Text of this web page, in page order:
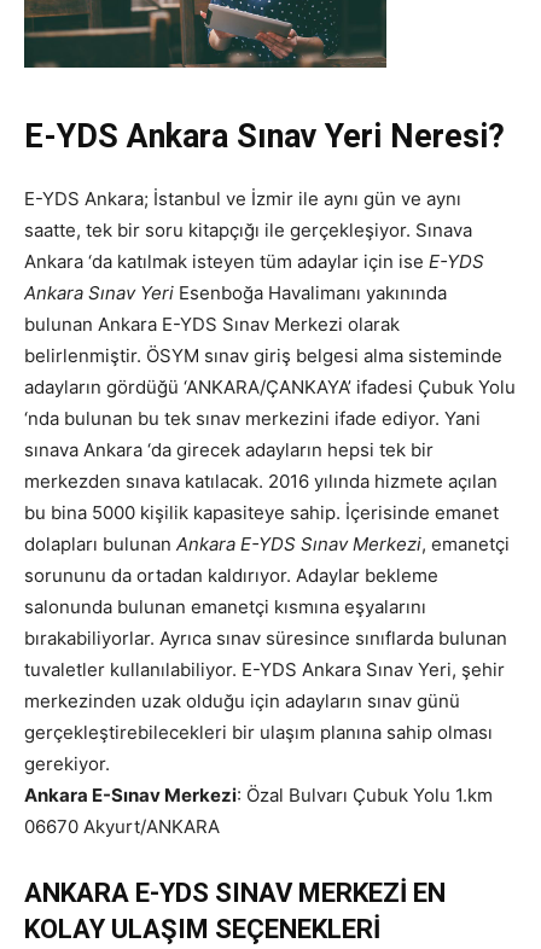
E-YDS Ankara Sınav Yeri Neresi?
E-YDS Ankara; İstanbul ve İzmir ile aynı gün ve aynı
saatte, tek bir soru kitapçığı ile gerçekleşiyor. Sınava
Ankara ‘da katılmak isteyen tüm adaylar için ise E-YDS
Ankara Sınav Yeri Esenboğa Havalimanı yakınında
bulunan Ankara E-YDS Sınav Merkezi olarak
belirlenmiştir. ÖSYM sınav giriş belgesi alma sisteminde
adayların gördüğü ‘ANKARA/ÇANKAYA’ ifadesi Çubuk Yolu
‘nda bulunan bu tek sınav merkezini ifade ediyor. Yani
sınava Ankara ‘da girecek adayların hepsi tek bir
merkezden sınava katılacak. 2016 yılında hizmete açılan
bu bina 5000 kişilik kapasiteye sahip. İçerisinde emanet
dolapları bulunan Ankara E-YDS Sınav Merkezi, emanetçi
sorununu da ortadan kaldırıyor. Adaylar bekleme
salonunda bulunan emanetçi kısmına eşyalarını
bırakabiliyorlar. Ayrıca sınav süresince sınıflarda bulunan
tuvaletler kullanılabiliyor. E-YDS Ankara Sınav Yeri, şehir
merkezinden uzak olduğu için adayların sınav günü
gerçekleştirebilecekleri bir ulaşım planına sahip olması
gerekiyor.
Ankara E-Sınav Merkezi: Özal Bulvarı Çubuk Yolu 1.km
06670 Akyurt/ANKARA
ANKARA E-YDS SINAV MERKEZİ EN
KOLAY ULAŞIM SEÇENEKLERİ